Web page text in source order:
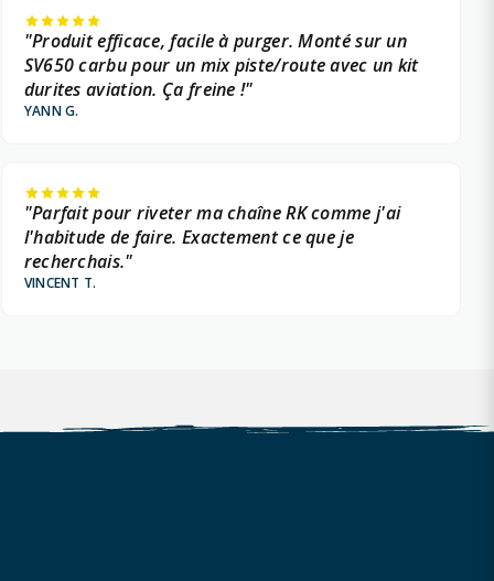
"Produit efficace, facile à purger. Monté sur un
SV650 carbu pour un mix piste/route avec un kit
durites aviation. Ça freine !"
YANN G.
"Parfait pour riveter ma chaîne RK comme j'ai
l'habitude de faire. Exactement ce que je
recherchais."
VINCENT T.